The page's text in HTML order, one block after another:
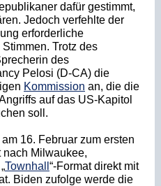
dafür gestimmt,
Jedoch verfehlte der
erforderliche
Trotz des
des
Pelosi (D-CA) die
Kommission an, die die
auf das US-Kapitol
soll.
16. Februar zum ersten
nach Milwaukee,
Townhall “-Format direkt mit
Biden zufolge werde die